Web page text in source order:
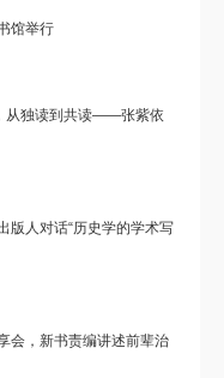
馆举行
从独读到共读——张紫依
版人对话“历史学的学术写
会，新书责编讲述前辈治